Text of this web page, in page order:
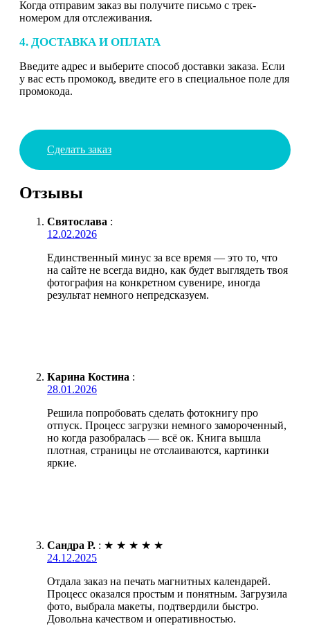
Когда отправим заказ вы получите письмо с трек-
номером для отслеживания.
4. ДОСТАВКА И ОПЛАТА
Введите адрес и выберите способ доставки заказа. Если
у вас есть промокод, введите его в специальное поле для
промокода.
Сделать заказ
Отзывы
Святослава :
12.02.2026
Единственный минус за все время — это то, что
на сайте не всегда видно, как будет выглядеть твоя
фотография на конкретном сувенире, иногда
результат немного непредсказуем.
Карина Костина :
28.01.2026
Решила попробовать сделать фотокнигу про
отпуск. Процесс загрузки немного замороченный,
но когда разобралась — всё ок. Книга вышла
плотная, страницы не отслаиваются, картинки
яркие.
Сандра Р. : ★ ★ ★ ★ ★
24.12.2025
Отдала заказ на печать магнитных календарей.
Процесс оказался простым и понятным. Загрузила
фото, выбрала макеты, подтвердили быстро.
Довольна качеством и оперативностью.